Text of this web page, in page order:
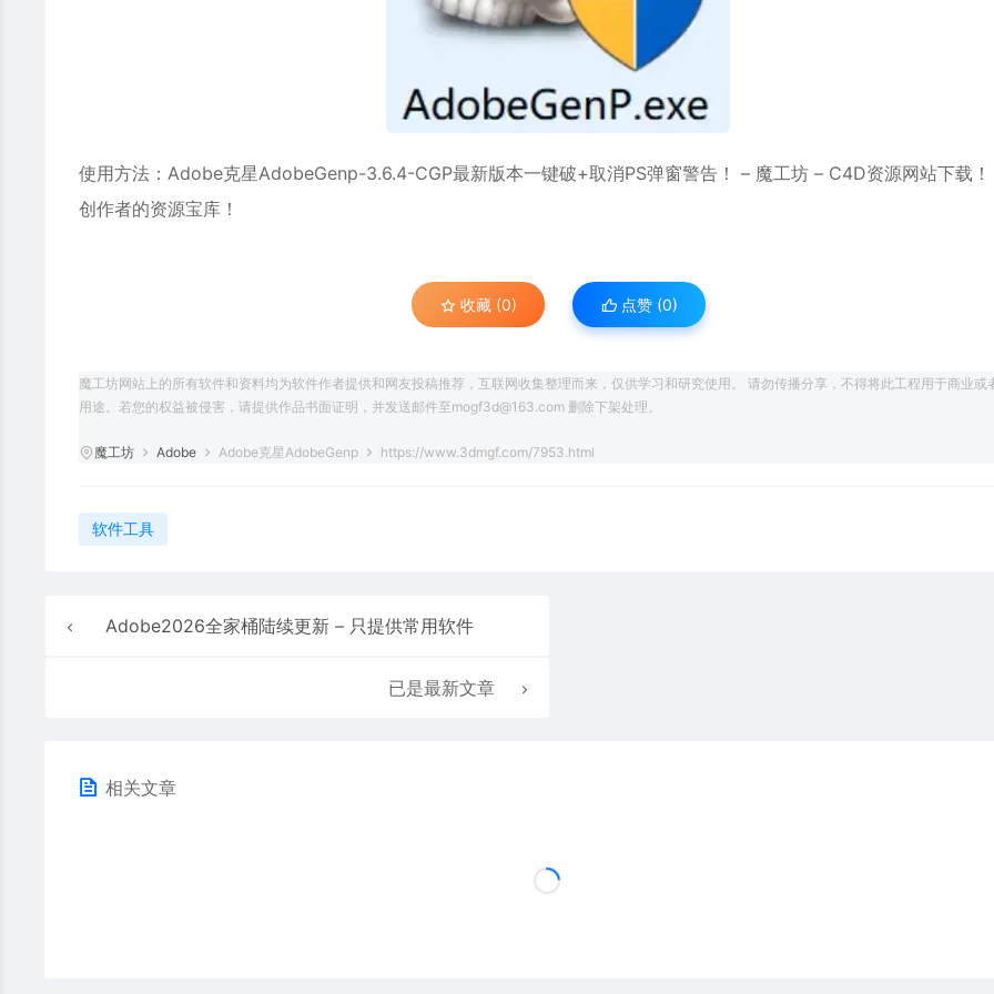
使用方法： Adobe克星AdobeGenp-3.6.4-CGP最新版本一键破+取消PS弹窗警告！ – 魔工坊 – C4D资源网站下载
创作者的资源宝库！
收藏 (0) 点赞 (0)
魔工坊网站上的所有软件和资料均为软件作者提供和网友投稿推荐，互联网收集整理而来，仅供学习和研究使用。 请勿传播分享，不得将此工程用于商业或
用途。若您的权益被侵害，请提供作品书面证明，并发送邮件至mogf3d@163.com 删除下架处理。
魔工坊 Adobe Adobe克星AdobeGenp https://www.3dmgf.com/7953.html
软件工具
Adobe2026全家桶陆续更新 – 只提供常用软件
已是最新文章
相关文章